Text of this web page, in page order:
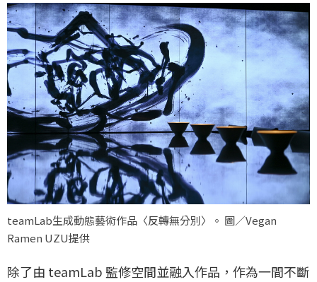
teamLab生成動態藝術作品〈反轉無分別〉。 圖／Vegan
Ramen UZU提供
除了由 teamLab 監修空間並融入作品，作為一間不斷